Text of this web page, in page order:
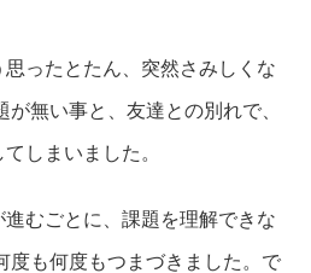
ったとたん、突然さみしくな
が無い事と、友達との別れで、
しまいました。
むごとに、課題を理解できな
度も何度もつまづきました。で